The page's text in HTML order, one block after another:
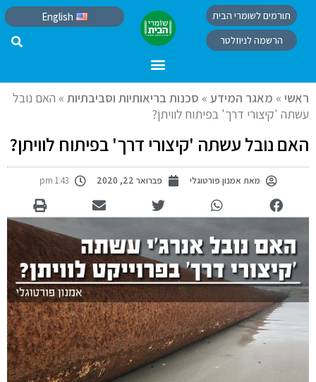
תורמים לשומרי הבית
הרשמה לניוזלטר
English
ראשי » מאגר המידע » סכנות בריאותיות וסביבתיות » האם נובל
עשתה 'קיצורי דרך' בפיתוח לוויתן?
האם נובל עשתה 'קיצורי דרך' בפיתוח לוויתן?
מאת אמנון פורטוגלי פברואר 22, 2020 1:43 pm